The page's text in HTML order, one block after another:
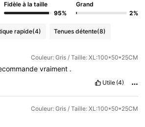
Fidèle à la taille
95%
Grand
2%
rapide(4) Tenues détente(8)
Couleur: Gris / Taille: XL:100*50*25CM
vraiment .
Utile (4)
Couleur: Gris / Taille: XL:100*50*25CM